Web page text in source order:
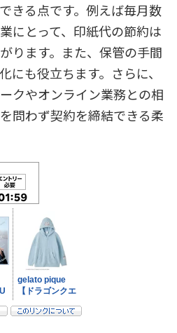
きる点です。例えば毎月数
にとって、印紙代の節約は
ります。また、保管の手間
にも役立ちます。さらに、
クやオンライン業務との相
問わず契約を締結できる柔